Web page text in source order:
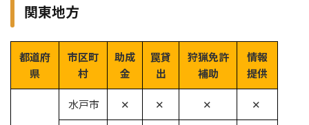
関東地方
都道府
県
市区町
村
助成
金
罠貸
出
狩猟免許
補助
情報
提供
水戸市 ✕ ✕ ✕ ✕